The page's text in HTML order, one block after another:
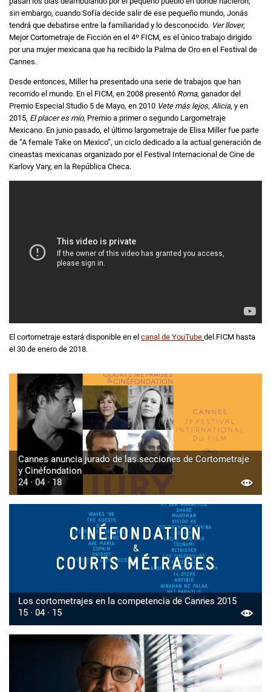
sin embargo, cuando Sofía decide salir de ese pequeño mundo, Jonás
tendrá que debatirse entre la familiaridad y lo desconocido. Ver llover,
Mejor Cortometraje de Ficción en el 4º FICM, es el único trabajo dirigido
por una mujer mexicana que ha recibido la Palma de Oro en el Festival de
Cannes.
Desde entonces, Miller ha presentado una serie de trabajos que han
recorrido el mundo. En el FICM, en 2008 presentó Roma, ganador del
Premio Especial Studio 5 de Mayo, en 2010 Vete más lejos, Alicia, y en
2015, El placer es mío, Premio a primer o segundo Largometraje
Mexicano. En junio pasado, el último largometraje de Elisa Miller fue parte
de “A female Take on Mexico”, un ciclo dedicado a la actual generación de
cineastas mexicanas organizado por el Festival Internacional de Cine de
Karlovy Vary, en la República Checa.
El cortometraje estará disponible en el canal de YouTube del FICM hasta
el 30 de enero de 2018.
Cannes anuncia jurado de las secciones de Cortometraje
y Cinéfondation
24 · 04 · 18
Los cortometrajes en la competencia de Cannes 2015
15 · 04 · 15